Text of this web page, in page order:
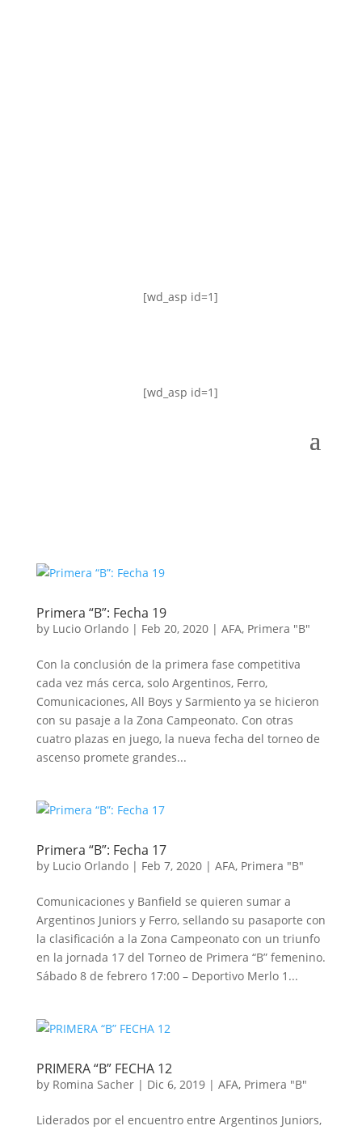
[wd_asp id=1]
[wd_asp id=1]
Primera “B”: Fecha 19
by Lucio Orlando| Feb 20, 2020| AFA, Primera "B"
Con la conclusión de la primera fase competitiva
cada vez más cerca, solo Argentinos, Ferro,
Comunicaciones, All Boys y Sarmiento ya se hicieron
con su pasaje a la Zona Campeonato. Con otras
cuatro plazas en juego, la nueva fecha del torneo de
ascenso promete grandes...
Primera “B”: Fecha 17
by Lucio Orlando| Feb 7, 2020| AFA, Primera "B"
Comunicaciones y Banfield se quieren sumar a
Argentinos Juniors y Ferro, sellando su pasaporte con
la clasificación a la Zona Campeonato con un triunfo
en la jornada 17 del Torneo de Primera “B” femenino.
Sábado 8 de febrero 17:00 – Deportivo Merlo 1...
PRIMERA “B” FECHA 12
by Romina Sacher| Dic 6, 2019| AFA, Primera "B"
Liderados por el encuentro entre Argentinos Juniors,